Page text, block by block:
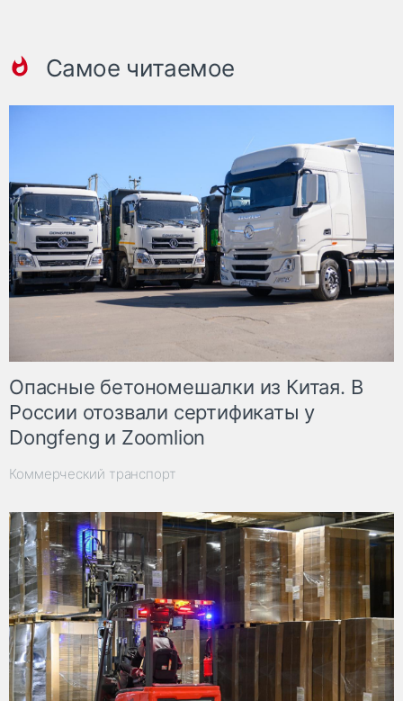
Самое читаемое
Опасные бетономешалки из Китая. В
России отозвали сертификаты у
Dongfeng и Zoomlion
Коммерческий транспорт